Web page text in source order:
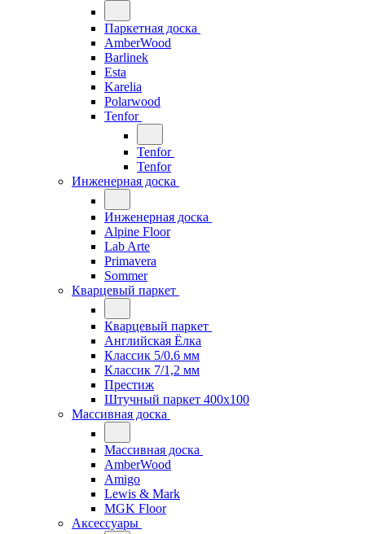
Паркетная доска
AmberWood
Barlinek
Esta
Karelia
Polarwood
Tenfor
Tenfor
Tenfor
Инженерная доска
Инженерная доска
Alpine Floor
Lab Arte
Primavera
Sommer
Кварцевый паркет
Кварцевый паркет
Английская Ёлка
Классик 5/0.6 мм
Классик 7/1,2 мм
Престиж
Штучный паркет 400x100
Массивная доска
Массивная доска
AmberWood
Amigo
Lewis & Mark
MGK Floor
Аксессуары